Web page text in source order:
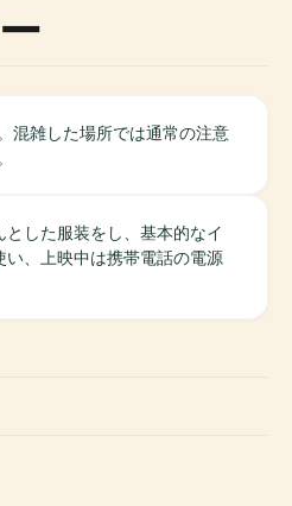
混雑した場所では通常の注意
とした服装をし、基本的なイ
い、上映中は携帯電話の電源